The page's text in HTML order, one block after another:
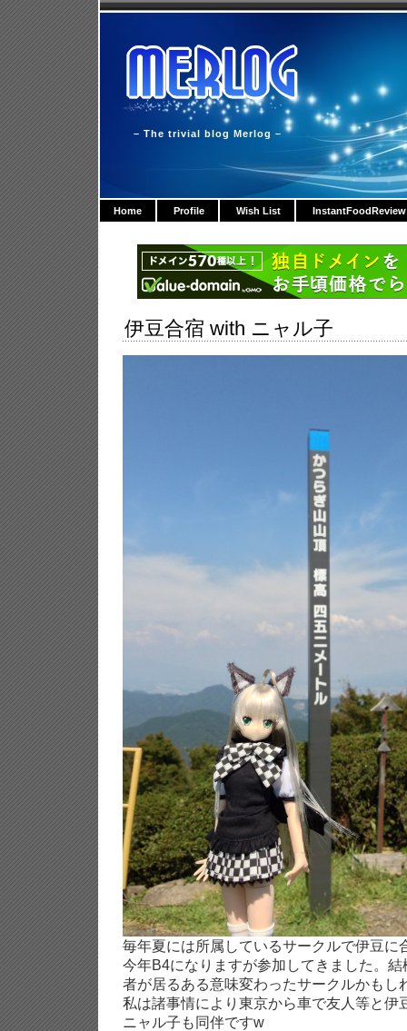
– The trivial blog Merlog –
Home Profile Wish List InstantFoodReview
伊豆合宿 with ニャル子
毎年夏には所属しているサークルで伊豆に
今年B4になりますが参加してきました。
者が居るある意味変わったサークルかもし
私は諸事情により東京から車で友人等と伊
ニャル子も同伴ですw